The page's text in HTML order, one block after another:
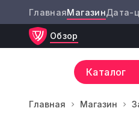
ГлавнаяМагазинДата-
Обзор
Каталог
Главная Магазин